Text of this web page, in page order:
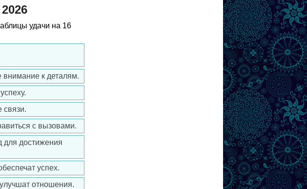
удачи на 16
внимание к деталям.
связи.
с вызовами.
для достижения
успех.
отношения.